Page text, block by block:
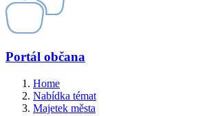
Portál občana
Home
Nabídka témat
Majetek města